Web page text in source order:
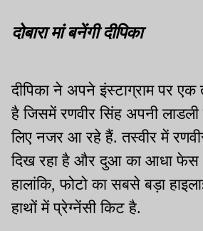
दोबारा मां बनेंगी दीपिका
दीपिका ने अपने इंस्टाग्राम पर एक
है जिसमें रणवीर सिंह अपनी
लिए नजर आ रहे हैं. तस्वीर में
दिख रहा है और दुआ का आधा फेस
हालांकि, फोटो का सबसे बड़ा
हाथों में प्रेग्नेंसी किट है.